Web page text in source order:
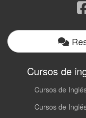
Cursos de
Cursos de
Cursos de